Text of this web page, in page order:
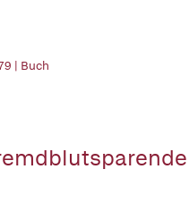
| Buch